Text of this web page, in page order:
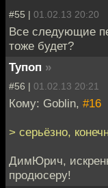
#55 | 01.02.13 20:20
Все следующие
тоже будет?
Тупоп »
#56 | 01.02.13 20:21
Кому: Goblin, #16
> серьёзно,
ДимЮрич,
продюсеру!